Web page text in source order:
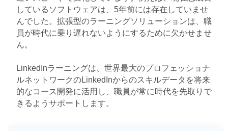
しているソフトウェアは、5年前には存在していませ
んでした。拡張型のラーニングソリューションは、職
員が時代に乗り遅れないようにするために欠かせませ
ん。
LinkedInラーニングは、世界最大のプロフェッショナ
ルネットワークのLinkedInからのスキルデータを将来
的なコース開発に活用し、職員が常に時代を先取りで
きるようサポートします。